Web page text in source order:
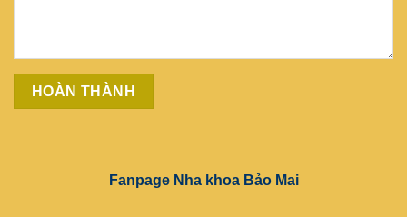
Fanpage Nha khoa Bảo Mai